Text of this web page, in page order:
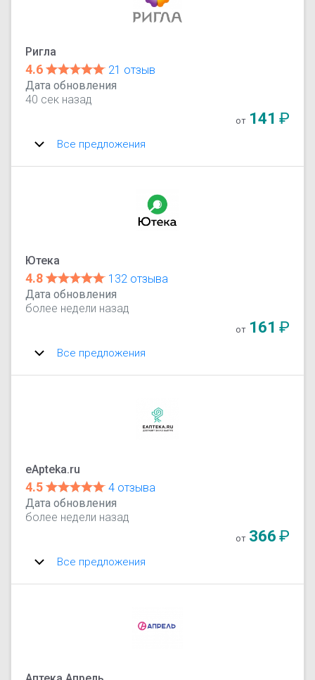
Ригла
4.6
21 отзыв
Дата обновления
40 сек назад
от 141 ₽
Все предложения
Ютека
4.8
132 отзыва
Дата обновления
более недели назад
от 161 ₽
Все предложения
eApteka.ru
4.5
4 отзыва
Дата обновления
более недели назад
от 366₽
Все предложения